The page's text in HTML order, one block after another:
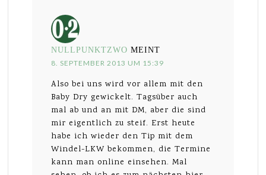
NULLPUNKTZWO MEINT
8. SEPTEMBER 2013 UM 15:39
Also bei uns wird vor allem mit den
Baby Dry gewickelt. Tagsüber auch
mal ab und an mit DM, aber die sind
mir eigentlich zu steif. Erst heute
habe ich wieder den Tip mit dem
Windel-LKW bekommen, die Termine
kann man online einsehen. Mal